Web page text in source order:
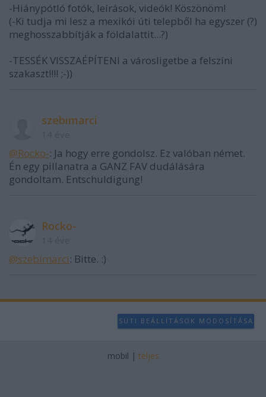
-Hiánypótló fotók, leírások, videók! Köszönöm!
(-Ki tudja mi lesz a mexikói úti telepből ha egyszer (?)
meghosszabbítják a földalattit...?)
-TESSÉK VISSZAÉPÍTENI a városligetbe a felszíni
szakaszt!!!! ;-))
szebimarci
@Rocko-: Ja hogy erre gondolsz. Ez valóban német.
Én egy pillanatra a GANZ FAV dudálására
gondoltam. Entschuldigung!
Rocko-
@szebimarci: Bitte. :)
SÜTI BEÁLLÍTÁSOK MÓDOSÍTÁSA
mobil | teljes